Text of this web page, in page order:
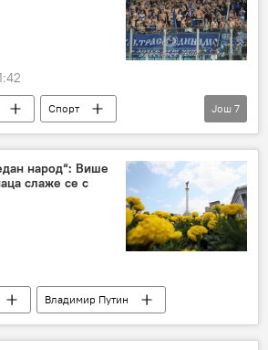
Спорт
полиција
шампиона
Фудбал
Још 7
народ“: Више
слаже се с
Владимир Путин